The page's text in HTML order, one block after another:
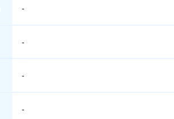
-
-
-
-